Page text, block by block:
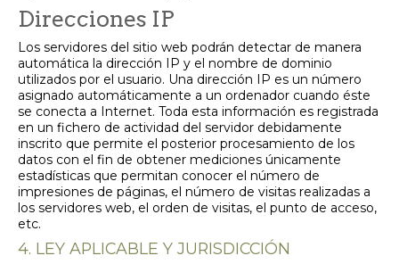
Direcciones IP
Los servidores del sitio web podrán detectar de manera
automática la dirección IP y el nombre de dominio
utilizados por el usuario. Una dirección IP es un número
asignado automáticamente a un ordenador cuando éste
se conecta a Internet. Toda esta información es registrada
en un fichero de actividad del servidor debidamente
inscrito que permite el posterior procesamiento de los
datos con el fin de obtener mediciones únicamente
estadísticas que permitan conocer el número de
impresiones de páginas, el número de visitas realizadas a
los servidores web, el orden de visitas, el punto de acceso,
etc.
4. LEY APLICABLE Y JURISDICCIÓN